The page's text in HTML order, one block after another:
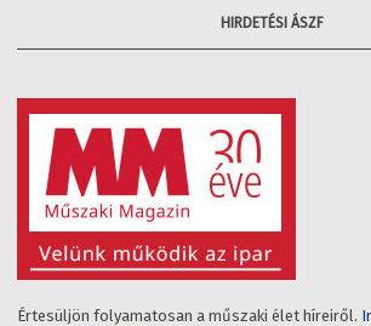
HIRDETÉSI ÁSZF
Értesüljön folyamatosan a műszaki élet híreiről.